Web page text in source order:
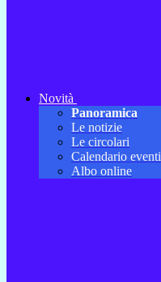
Novità
Panoramica
Le notizie
Le circolari
Calendario eventi
Albo online